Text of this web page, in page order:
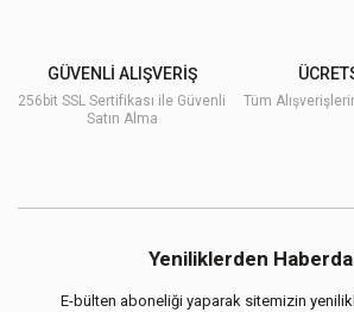
GÜVENLİ ALIŞVERİŞ
256bit SSL Sertifikası ile Güvenli
Satın Alma
Tüm
Yeniliklerden
E-bülten aboneliği yaparak sitemizin